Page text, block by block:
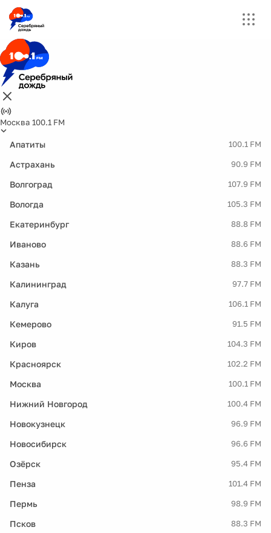
Москва 100.1 FM
Апатиты 100.1 FM
Астрахань 90.9 FM
Волгоград 107.9 FM
Вологда 105.3 FM
Екатеринбург 88.8 FM
Иваново 88.6 FM
Казань 88.3 FM
Калининград 97.7 FM
Калуга 106.1 FM
Кемерово 91.5 FM
Киров 104.3 FM
Красноярск 102.2 FM
Москва 100.1 FM
Нижний Новгород 100.4 FM
Новокузнецк 96.9 FM
Новосибирск 96.6 FM
Озёрск 95.4 FM
Пенза 101.4 FM
Пермь 98.9 FM
Псков 88.3 FM